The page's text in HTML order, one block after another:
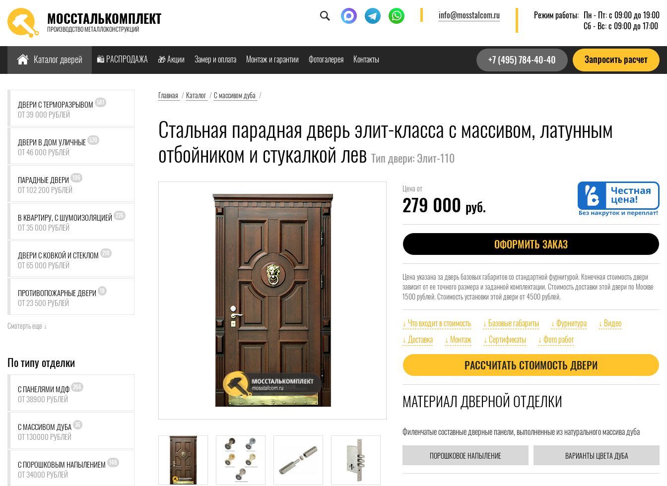
МОССТАЛЬКОМПЛЕКТ
ПРОИЗВОДСТВО МЕТАЛЛОКОНСТРУКЦИЙ
info@mosstalcom.ru Режим работы: Пн - Пт: с 09:00 до 19:00
Сб - Вс: с 09:00 до 17:00
Каталог дверей 🛍️ РАСПРОДАЖА 🎁 Акции Замер и оплата Монтаж и гарантии Фотогалерея Контакты +7 (495) 784-40-40 Запросить расчет
ДВЕРИ С ТЕРМОРАЗРЫВОМ 581
ОТ 39 000 РУБЛЕЙ
ДВЕРИ В ДОМ УЛИЧНЫЕ 520
ОТ 46 000 РУБЛЕЙ
ПАРАДНЫЕ ДВЕРИ 196
ОТ 102 200 РУБЛЕЙ
В КВАРТИРУ, С ШУМОИЗОЛЯЦИЕЙ 226
ОТ 35 000 РУБЛЕЙ
ДВЕРИ С КОВКОЙ И СТЕКЛОМ 210
ОТ 65 000 РУБЛЕЙ
ПРОТИВОПОЖАРНЫЕ ДВЕРИ 19
ОТ 23 500 РУБЛЕЙ
Смотерть еще ↓
По типу отделки
С ПАНЕЛЯМИ МДФ 266
ОТ 38900 РУБЛЕЙ
С МАССИВОМ ДУБА 36
ОТ 130000 РУБЛЕЙ
С ПОРОШКОВЫМ НАПЫЛЕНИЕМ 148
ОТ 34000 РУБЛЕЙ
Главная / Каталог /С массивом дуба /
Стальная парадная дверь элит-класса с массивом, латунным
отбойником и стукалкой лев Тип двери: Элит-110
Цена от
279 000 руб.
ОФОРМИТЬ ЗАКАЗ
Цена указана за дверь базовых габаритов со стандартной фурнитурой. Конечная стоимость двери
зависит от ее точного размера и заданной комплектации. Стоимость доставки этой двери по Москве
1500 рублей. Стоимость установки этой двери от 4500 рублей.
↓ Что входит в стоимость ↓ Базовые габариты ↓ Фурнитура
↓ Видео
↓ Доставка
↓ Монтаж ↓ Сертификаты ↓ Фото работ
РАССЧИТАТЬ СТОИМОСТЬ ДВЕРИ
МАТЕРИАЛ ДВЕРНОЙ ОТДЕЛКИ
Филенчатые составные дверные панели, выполненные из натурального массива дуба
ПОРОШКОВОЕ НАПЫЛЕНИЕ ВАРИАНТЫ ЦВЕТА ДУБА